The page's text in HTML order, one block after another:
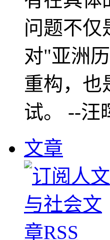
问题不仅
对"亚洲
重构，也
试。 --汪
文章